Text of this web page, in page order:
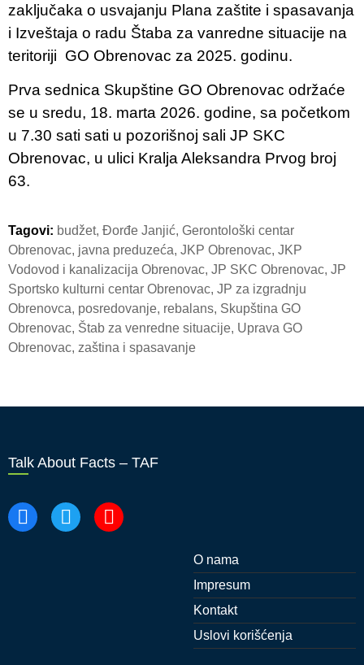
zaključaka o usvajanju Plana zaštite i spasavanja
i Izveštaja o radu Štaba za vanredne situacije na
teritoriji GO Obrenovac za 2025. godinu.
Prva sednica Skupštine GO Obrenovac održaće
se u sredu, 18. marta 2026. godine, sa početkom
u 7.30 sati sati u pozorišnoj sali JP SKC
Obrenovac, u ulici Kralja Aleksandra Prvog broj
63.
Tagovi: budžet, Đorđe Janjić, Gerontološki centar
Obrenovac, javna preduzeća, JKP Obrenovac, JKP
Vodovod i kanalizacija Obrenovac, JP SKC Obrenovac, JP
Sportsko kulturni centar Obrenovac, JP za izgradnju
Obrenovca, posredovanje, rebalans, Skupština GO
Obrenovac, Štab za venredne situacije, Uprava GO
Obrenovac, zaština i spasavanje
Talk About Facts – TAF
O nama
Impresum
Kontakt
Uslovi korišćenja